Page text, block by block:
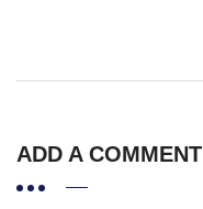
ADD A COMMENT